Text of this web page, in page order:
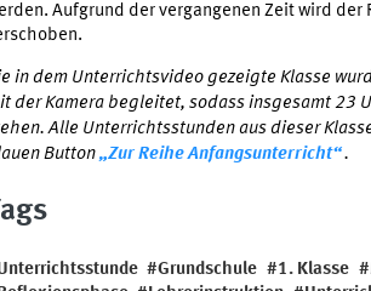
Aufgrund der vergangenen Zeit wird
in dem Unterrichtsvideo gezeigte Klasse
der Kamera begleitet, sodass insgesamt 23
Alle Unterrichtsstunden aus dieser
Button„Zur Reihe Anfangsunterricht“.
Grundschule 1. Klasse